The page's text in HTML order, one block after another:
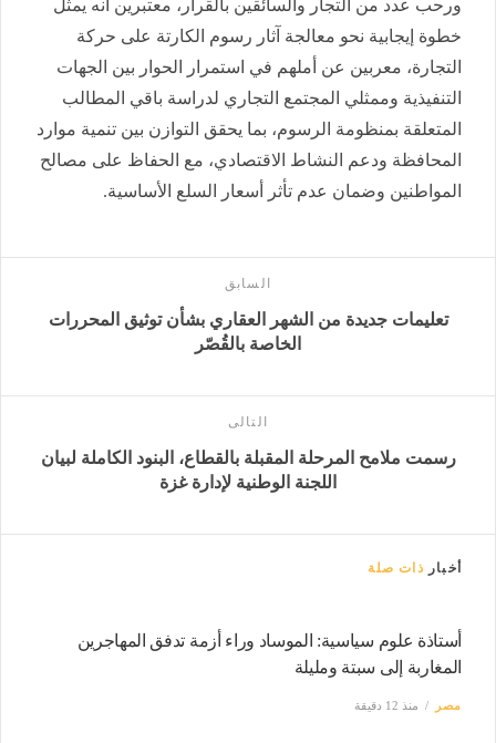
ورحب عدد من التجار والسائقين بالقرار، معتبرين أنه يمثل
خطوة إيجابية نحو معالجة آثار رسوم الكارتة على حركة
التجارة، معربين عن أملهم في استمرار الحوار بين الجهات
التنفيذية وممثلي المجتمع التجاري لدراسة باقي المطالب
المتعلقة بمنظومة الرسوم، بما يحقق التوازن بين تنمية موارد
المحافظة ودعم النشاط الاقتصادي، مع الحفاظ على مصالح
المواطنين وضمان عدم تأثر أسعار السلع الأساسية.
السابق
تعليمات جديدة من الشهر العقاري بشأن توثيق المحررات
الخاصة بالقُصّر
التالى
رسمت ملامح المرحلة المقبلة بالقطاع، البنود الكاملة لبيان
اللجنة الوطنية لإدارة غزة
أخبار ذات صلة
أستاذة علوم سياسية: الموساد وراء أزمة تدفق المهاجرين
المغاربة إلى سبتة ومليلة
مصر منذ 12 دقيقة